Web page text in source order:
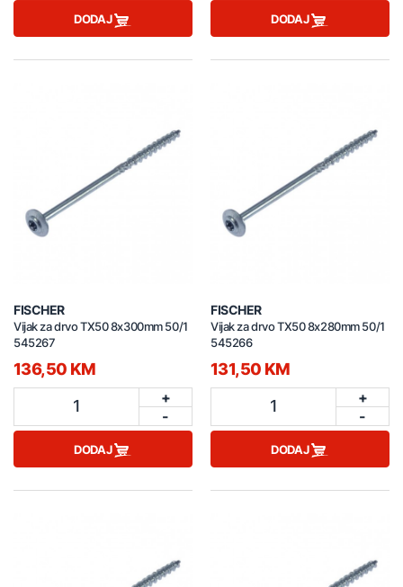
DODAJ DODAJ
FISCHER
Vijak za drvo TX50 8x300mm 50/1
545267
136,50 KM
1
+
-
DODAJ
FISCHER
Vijak za drvo TX50 8x280mm 50/1
545266
131,50 KM
1
+
-
DODAJ